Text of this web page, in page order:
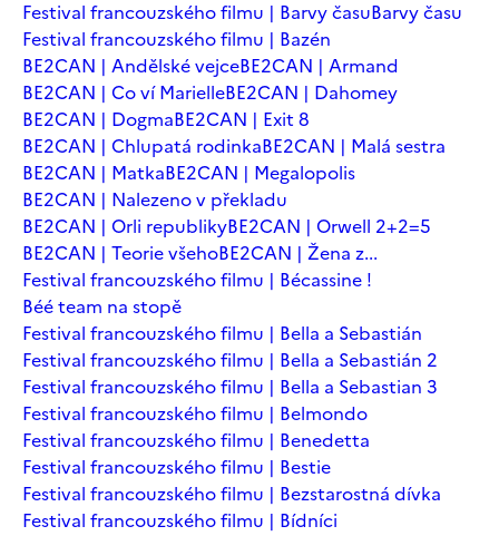
Festival francouzského filmu | Barvy časuBarvy času
Festival francouzského filmu | Bazén
BE2CAN | Andělské vejceBE2CAN | Armand
BE2CAN | Co ví MarielleBE2CAN | Dahomey
BE2CAN | DogmaBE2CAN | Exit 8
BE2CAN | Chlupatá rodinkaBE2CAN | Malá sestra
BE2CAN | MatkaBE2CAN | Megalopolis
BE2CAN | Nalezeno v překladu
BE2CAN | Orli republikyBE2CAN | Orwell 2+2=5
BE2CAN | Teorie všehoBE2CAN | Žena z...
Festival francouzského filmu | Bécassine !
Béé team na stopě
Festival francouzského filmu | Bella a Sebastián
Festival francouzského filmu | Bella a Sebastián 2
Festival francouzského filmu | Bella a Sebastian 3
Festival francouzského filmu | Belmondo
Festival francouzského filmu | Benedetta
Festival francouzského filmu | Bestie
Festival francouzského filmu | Bezstarostná dívka
Festival francouzského filmu | Bídníci